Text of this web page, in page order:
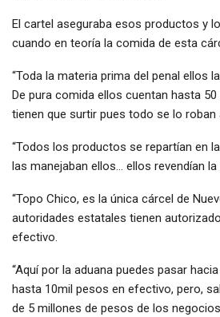
El cartel aseguraba esos productos y
cuando en teoría la comida de esta
“Toda la materia prima del penal ellos
De pura comida ellos cuentan hasta
tienen que surtir pues todo se lo roban
“Todos los productos se repartían en
las manejaban ellos… ellos revendían
“Topo Chico, es la única cárcel de
autoridades estatales tienen
efectivo.
“Aquí por la aduana puedes pasar
hasta 10mil pesos en efectivo, pero,
de 5 millones de pesos de los